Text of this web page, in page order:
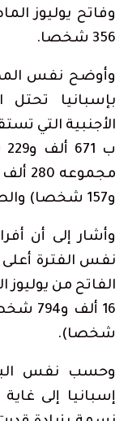
356 شخصا.
وأوضح نفس
بإسبانيا تحتل
الأجنبية التي
و157 شخصا) والصينيين (185 ألف و 746 شخصا).
وأشار إلى أن
الفاتح من يوليوز
شخصا).
وحسب نفس